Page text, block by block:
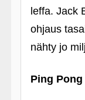
leffa. Jack
ohjaus
nähty jo
Ping Pong